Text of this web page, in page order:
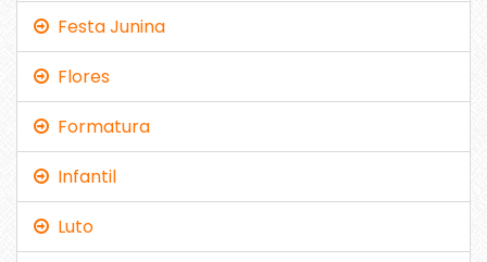
Festa Junina
Flores
Formatura
Infantil
Luto